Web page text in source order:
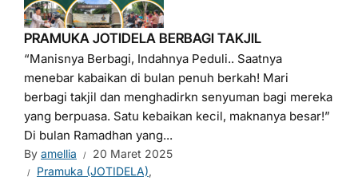
PRAMUKA JOTIDELA BERBAGI TAKJIL
“Manisnya Berbagi, Indahnya Peduli.. Saatnya
menebar kabaikan di bulan penuh berkah! Mari
berbagi takjil dan menghadirkn senyuman bagi mereka
yang berpuasa. Satu kebaikan kecil, maknanya besar!”
Di bulan Ramadhan yang...
By amellia
20 Maret 2025
Pramuka (JOTIDELA),